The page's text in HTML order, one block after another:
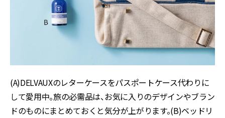
(A)DELVAUXのレターケースをパスポートケース代わりに
して愛用中。旅の必需品は、お気に入りのデザインやブラン
ドのものにまとめておくと気分が上がります。(B)ベッドリ